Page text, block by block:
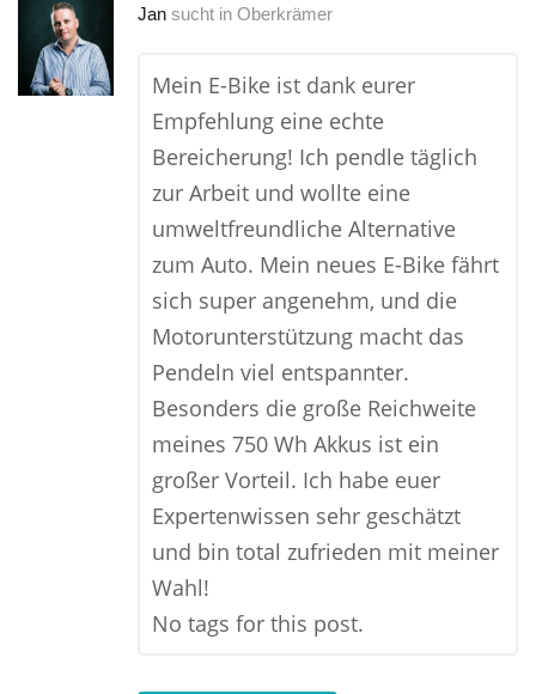
Jan sucht in Oberkrämer
Mein E-Bike ist dank eurer
Empfehlung eine echte
Bereicherung! Ich pendle täglich
zur Arbeit und wollte eine
umweltfreundliche Alternative
zum Auto. Mein neues E-Bike fährt
sich super angenehm, und die
Motorunterstützung macht das
Pendeln viel entspannter.
Besonders die große Reichweite
meines 750 Wh Akkus ist ein
großer Vorteil. Ich habe euer
Expertenwissen sehr geschätzt
und bin total zufrieden mit meiner
Wahl!
No tags for this post.